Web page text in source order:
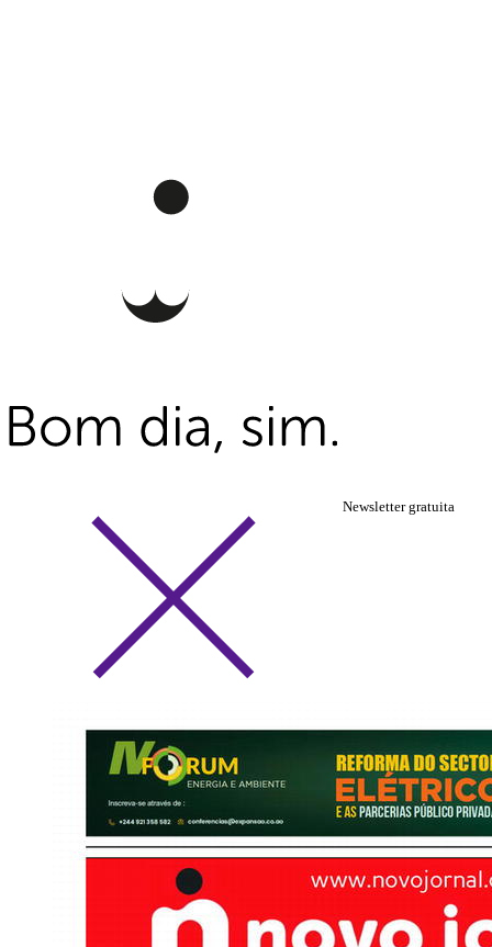
Newsletter gratuita